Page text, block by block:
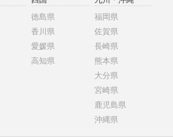
徳島県
香川県
愛媛県
高知県
福岡県
佐賀県
長崎県
熊本県
大分県
宮崎県
鹿児島県
沖縄県